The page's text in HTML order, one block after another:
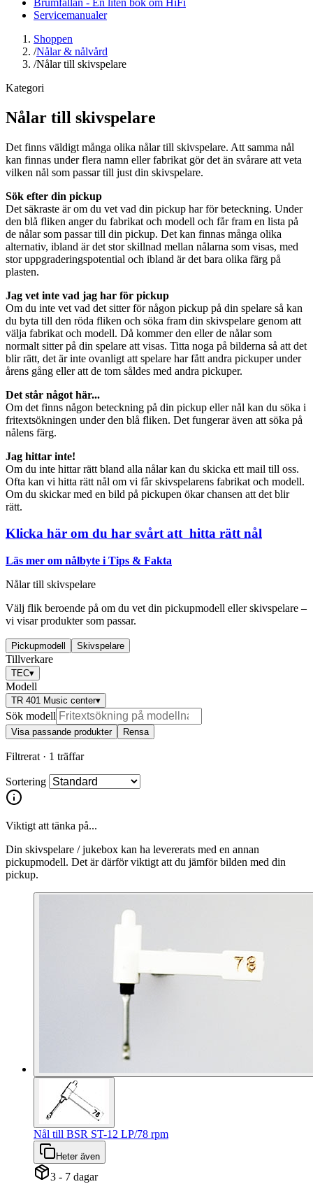
Servicemanualer
Shoppen
/Nålar & nålvård
/Nålar till skivspelare
Kategori
Nålar till skivspelare
Det finns väldigt många olika nålar till skivspelare. Att samma nål
kan finnas under flera namn eller fabrikat gör det än svårare att veta
vilken nål som passar till just din skivspelare.
Sök efter din pickup
Det säkraste är om du vet vad din pickup har för beteckning. Under
den blå fliken anger du fabrikat och modell och får fram en lista på
de nålar som passar till din pickup. Det kan finnas många olika
alternativ, ibland är det stor skillnad mellan nålarna som visas, med
stor uppgraderingspotential och ibland är det bara olika färg på
plasten.
Jag vet inte vad jag har för pickup
Om du inte vet vad det sitter för någon pickup på din spelare så kan
du byta till den röda fliken och söka fram din skivspelare genom att
välja fabrikat och modell. Då kommer den eller de nålar som
normalt sitter på din spelare att visas. Titta noga på bilderna så att det
blir rätt, det är inte ovanligt att spelare har fått andra pickuper under
årens gång eller att de tom såldes med andra pickuper.
Det står något här...
Om det finns någon beteckning på din pickup eller nål kan du söka i
fritextsökningen under den blå fliken. Det fungerar även att söka på
nålens färg.
Jag hittar inte!
Om du inte hittar rätt bland alla nålar kan du skicka ett mail till oss.
Ofta kan vi hitta rätt nål om vi får skivspelarens fabrikat och modell.
Om du skickar med en bild på pickupen ökar chansen att det blir
rätt.
Klicka här om du har svårt att hitta rätt nål
Läs mer om nålbyte i Tips & Fakta
Nålar till skivspelare
Välj flik beroende på om du vet din pickupmodell eller skivspelare –
vi visar produkter som passar.
Pickupmodell Skivspelare
Tillverkare
TEC▾
Modell
TR 401 Music center▾
Sök modell
Visa passande produkter Rensa
Filtrerat · 1 träffar
Sortering
Viktigt att tänka på...
Din skivspelare / jukebox kan ha levererats med en annan
pickupmodell. Det är därför viktigt att du jämför bilden med din
pickup.
Nål till BSR ST-12 LP/78 rpm
Heter även
3 - 7 dagar